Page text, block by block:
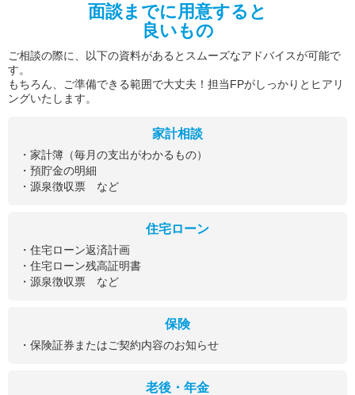
面談までに用意すると
良いもの
ご相談の際に、以下の資料があるとスムーズなアドバイスが可能で
す。
もちろん、ご準備できる範囲で大丈夫！担当FPがしっかりとヒアリ
ングいたします。
家計相談
・家計簿（毎月の支出がわかるもの）
・預貯金の明細
・源泉徴収票 など
住宅ローン
・住宅ローン返済計画
・住宅ローン残高証明書
・源泉徴収票 など
保険
・保険証券またはご契約内容のお知らせ
老後・年金